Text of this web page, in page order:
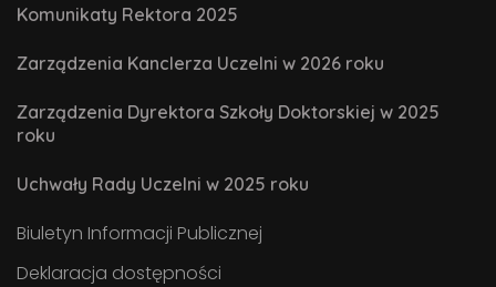
Komunikaty Rektora 2025
Zarządzenia Kanclerza Uczelni w 2026 roku
Zarządzenia Dyrektora Szkoły Doktorskiej w 2025
roku
Uchwały Rady Uczelni w 2025 roku
Biuletyn Informacji Publicznej
Deklaracja dostępności